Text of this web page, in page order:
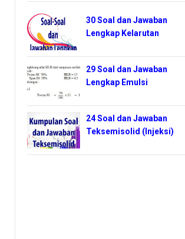
30 Soal dan Jawaban
Lengkap Kelarutan
29 Soal dan Jawaban
Lengkap Emulsi
24 Soal dan Jawaban
Teksemisolid (Injeksi)